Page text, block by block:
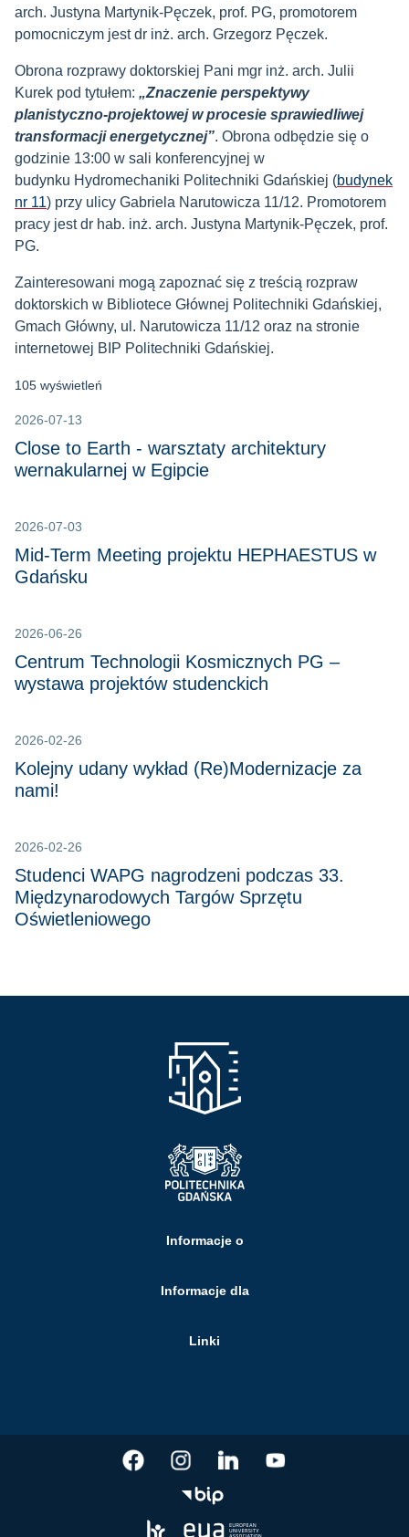
arch. Justyna Martynik-Pęczek, prof. PG, promotorem
pomocniczym jestdr inż. arch. Grzegorz Pęczek.
Obrona rozprawy doktorskiej Pani mgr inż. arch. Julii
Kurek pod tytułem: „Znaczenie perspektywy
planistyczno-projektowej w procesie sprawiedliwej
transformacji energetycznej”. Obrona odbędzie się o
godzinie 13:00 w sali konferencyjnej w
budynku Hydromechaniki Politechniki Gdańskiej (budynek
nr 11) przy ulicy Gabriela Narutowicza 11/12. Promotorem
pracy jest dr hab. inż. arch. Justyna Martynik-Pęczek, prof.
PG.
Zainteresowani mogą zapoznać się z treścią rozpraw
doktorskich w Bibliotece Głównej Politechniki Gdańskiej,
Gmach Główny, ul. Narutowicza 11/12 oraz na stronie
internetowej BIP Politechniki Gdańskiej.
105 wyświetleń
2026-07-13
Close to Earth - warsztaty architektury
wernakularnej w Egipcie
2026-07-03
Mid-Term Meeting projektu HEPHAESTUS w
Gdańsku
2026-06-26
Centrum Technologii Kosmicznych PG –
wystawa projektów studenckich
2026-02-26
Kolejny udany wykład (Re)Modernizacje za
nami!
2026-02-26
Studenci WAPG nagrodzeni podczas 33.
Międzynarodowych Targów Sprzętu
Oświetleniowego
Informacje o
Informacje dla
Linki